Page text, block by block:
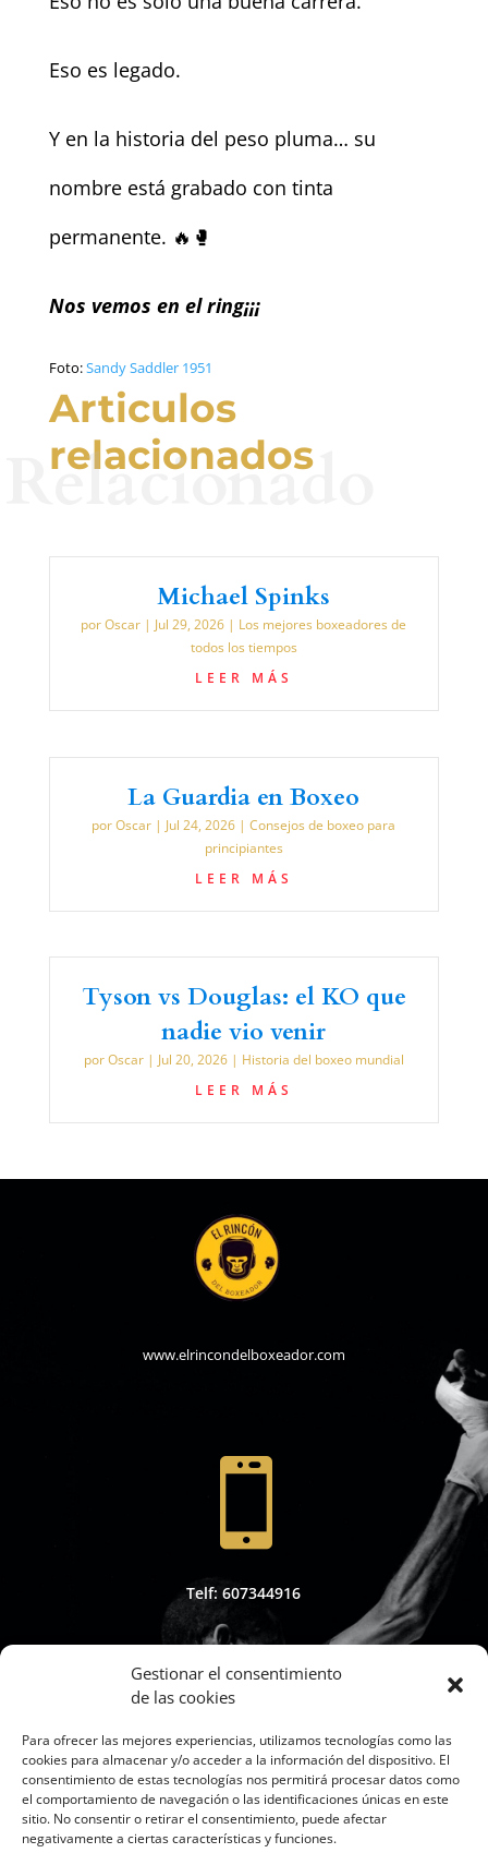
Gestionar el consentimiento
de las cookies
Para ofrecer las mejores experiencias, utilizamos tecnologías como las
cookies para almacenar y/o acceder a la información del dispositivo. El
consentimiento de estas tecnologías nos permitirá procesar datos como
el comportamiento de navegación o las identificaciones únicas en este
sitio. No consentir o retirar el consentimiento, puede afectar
negativamente a ciertas características y funciones.
Eso es legado.
Y en la historia del peso pluma… su
nombre está grabado con tinta
permanente. 🔥🥊
Nos vemos en el ring¡¡¡
Foto:Sandy Saddler 1951
Articulos
relacionados
Relacionado
Michael Spinks
porOscar | Jul 29, 2026 | Los mejores boxeadores de
todos los tiempos
LEER MÁS
La Guardia en Boxeo
porOscar | Jul 24, 2026 |Consejos de boxeo para
principiantes
LEER MÁS
Tyson vs Douglas: el KO que
nadie vio venir
porOscar| Jul 20, 2026| Historia del boxeo mundial
LEER MÁS
www.elrincondelboxeador.com

Telf: 607344916

Whapsap: 607344916